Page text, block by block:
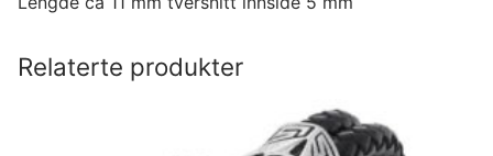
Relaterte produkter